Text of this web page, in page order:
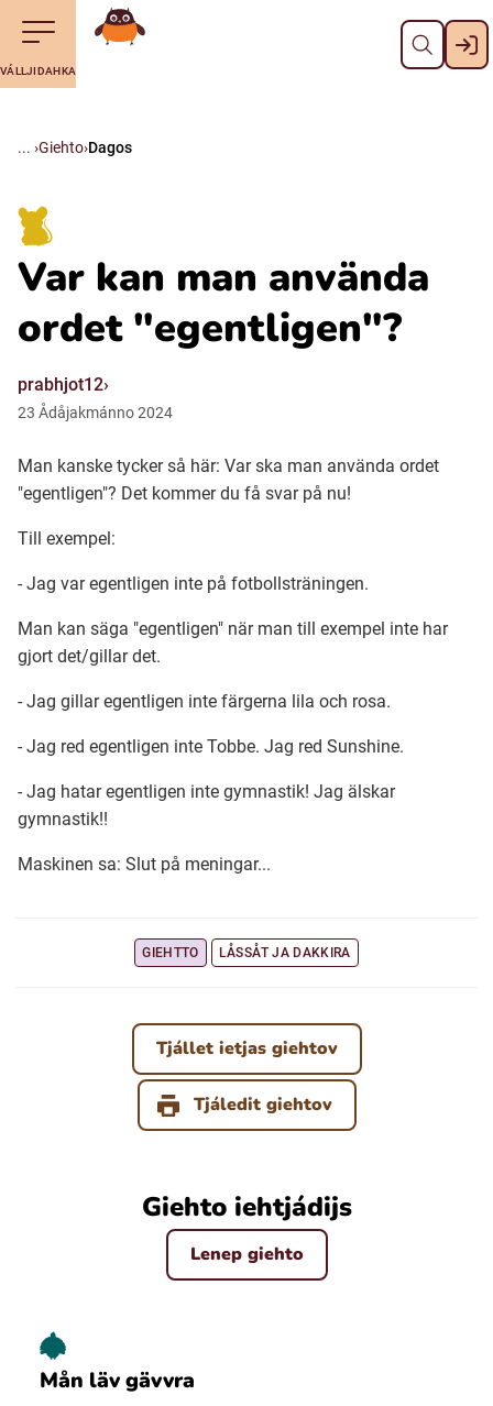
Till navigering av sidans innehåll
Till övergripande innehåll för webbplatsen Dahpa
Suomi (Finska)
Julevsámegiella (Lulesamiska)
Åarjelsaemiengïele (Sydsamiska)
Davvisámegiella (Nordsamiska)
Bidumsámegiella (Pitesamiska)
Ubmejesámiengiälla (Umesamiska)
Kaale (Romska)
Resanderomani (Romska)
Kelderash (Romska)
VÁLLJIDAHKA
Maná álggobälláj
Giehto Dagos
Var kan man använda
ordet "egentligen"?
prabhjot12
23 Ådåjakmánno2024
Man kanske tycker så här: Var ska man använda ordet
"egentligen"? Det kommer du få svar på nu!
Till exempel:
- Jag var egentligen inte på fotbollsträningen.
Man kan säga "egentligen" när man till exempel inte har
gjort det/gillar det.
- Jag gillar egentligen inte färgerna lila och rosa.
- Jag red egentligen inte Tobbe. Jag red Sunshine.
- Jag hatar egentligen inte gymnastik! Jag älskar
gymnastik!!
Maskinen sa: Slut på meningar...
GIEHTTO LÅSSÅT JA DAKKIRA
Tjállet ietjas giehtov
Tjáledit giehtov
Giehto iehtjádijs
Lenep giehto
Mån läv gävvra